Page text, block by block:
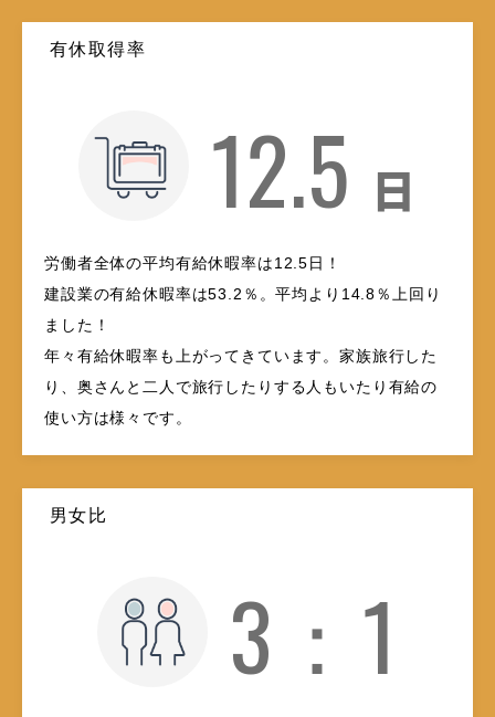
有休取得率
12.5 日
労働者全体の平均有給休暇率は12.5日！
建設業の有給休暇率は53.2％。平均より14.8％上回り
ました！
年々有給休暇率も上がってきています。家族旅行した
り、奥さんと二人で旅行したりする人もいたり有給の
使い方は様々です。
男女比
3：1